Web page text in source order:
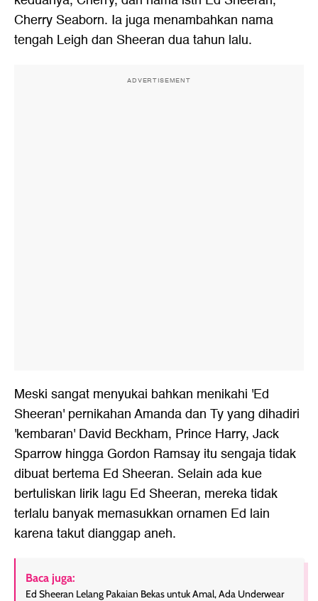
Cherry Seaborn. Ia juga menambahkan nama
tengah Leigh dan Sheeran dua tahun lalu.
ADVERTISEMENT
Meski sangat menyukai bahkan menikahi 'Ed
Sheeran' pernikahan Amanda dan Ty yang dihadiri
'kembaran' David Beckham, Prince Harry, Jack
Sparrow hingga Gordon Ramsay itu sengaja tidak
dibuat bertema Ed Sheeran. Selain ada kue
bertuliskan lirik lagu Ed Sheeran, mereka tidak
terlalu banyak memasukkan ornamen Ed lain
karena takut dianggap aneh.
Baca juga:
Ed Sheeran Lelang Pakaian Bekas untuk Amal, Ada Underwear